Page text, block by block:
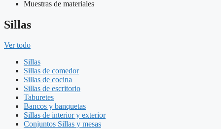
Muestras de materiales
Sillas
Ver todo
Sillas
Sillas de comedor
Sillas de cocina
Sillas de escritorio
Taburetes
Bancos y banquetas
Sillas de interior y exterior
Conjuntos Sillas y mesas